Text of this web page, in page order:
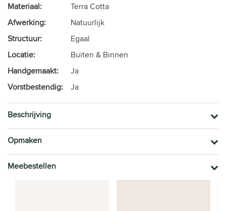
Materiaal:
Terra Cotta
Afwerking:
Natuurlijk
Structuur:
Egaal
Locatie:
Buiten & Binnen
Handgemaakt:
Ja
Vorstbestendig:
Ja
Beschrijving
Opmaken
Meebestellen